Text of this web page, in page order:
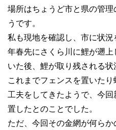
場所はちょうど市と県の管
うです。
私も現地を確認し、市に状
年春先にさくら川に鯉が遡
いた後、鯉が取り残される状
これまでフェンスを置いた
工夫をしてきたようで、今
置したとのことでした。
ただ、今回その金網が何ら